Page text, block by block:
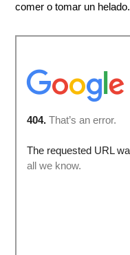
comer o tomar un helado.